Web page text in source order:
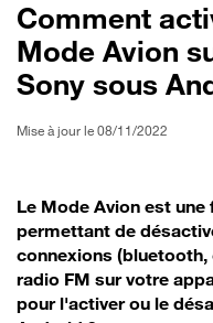
Comment
Mode Avion
Sony sous
Mise à jour le 08/11/2022
Le Mode Avion est
permettant de
connexions (bluetooth,
radio FM sur votre
pour l'activer ou le